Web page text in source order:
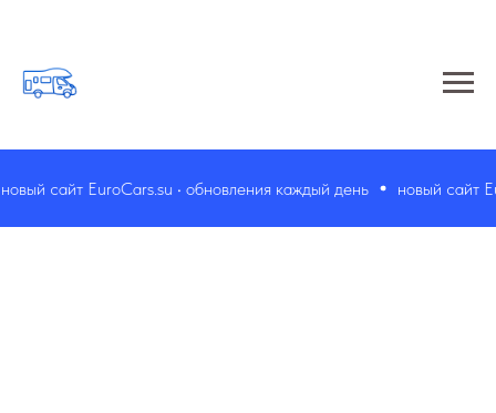
сайт EuroCars.su • обновления каждый день новый сайт